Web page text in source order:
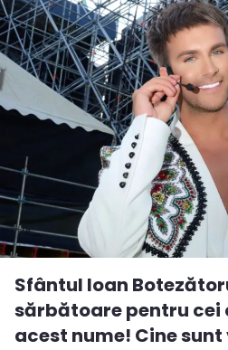
Sfântul Ioan
sărbătoare pentru cei
acest nume! Cine